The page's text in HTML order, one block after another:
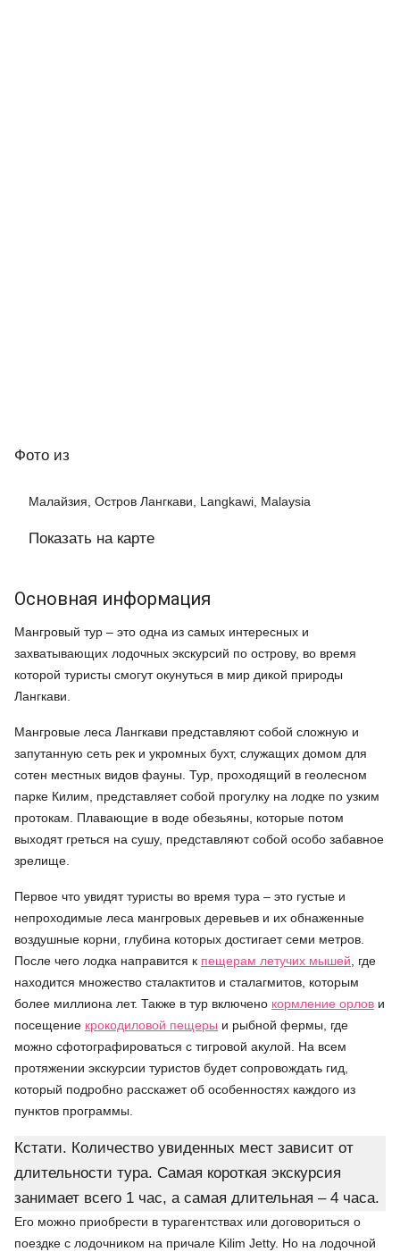
Фото из
Малайзия, Остров Лангкави, Langkawi, Malaysia
Показать на карте
Основная информация
Мангровый тур – это одна из самых интересных и
захватывающих лодочных экскурсий по острову, во время
которой туристы смогут окунуться в мир дикой природы
Лангкави.
Мангровые леса Лангкави представляют собой сложную и
запутанную сеть рек и укромных бухт, служащих домом для
сотен местных видов фауны. Тур, проходящий в геолесном
парке Килим, представляет собой прогулку на лодке по узким
протокам. Плавающие в воде обезьяны, которые потом
выходят греться на сушу, представляют собой особо забавное
зрелище.
Первое что увидят туристы во время тура – это густые и
непроходимые леса мангровых деревьев и их обнаженные
воздушные корни, глубина которых достигает семи метров.
После чего лодка направится к пещерам летучих мышей, где
находится множество сталактитов и сталагмитов, которым
более миллиона лет. Также в тур включено кормление орлов и
посещение крокодиловой пещеры и рыбной фермы, где
можно сфотографироваться с тигровой акулой. На всем
протяжении экскурсии туристов будет сопровождать гид,
который подробно расскажет об особенностях каждого из
пунктов программы.
Кстати. Количество увиденных мест зависит от
длительности тура. Самая короткая экскурсия
занимает всего 1 час, а самая длительная – 4 часа.
Его можно приобрести в турагентствах или договориться о
поездке с лодочником на причале Kilim Jetty. Но на лодочной